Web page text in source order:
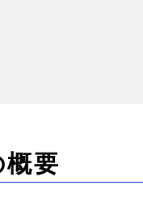
概要